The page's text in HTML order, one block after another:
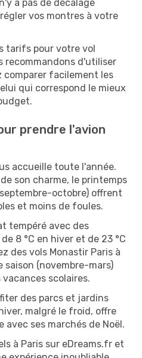
a pas de décalage
vos montres à votre
tarifs pour votre vol
recommandons d'utiliser
comparer facilement les
qui correspond le mieux
prendre l'avion
accueille toute l'année.
son charme, le printemps
octobre) offrent
et moins de foules.
tempéré avec des
8 °C en hiver et de 23 °C
des vols Monastir Paris à
saison (novembre-mars)
scolaires.
des parcs et jardins
malgré le froid, offre
avec ses marchés de Noël.
à Paris sur eDreams.fr et